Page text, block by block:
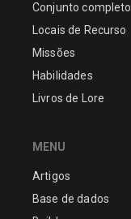
Conjunto completo
Locais de Recurso
Missões
Habilidades
Livros de Lore
MENU
Artigos
Base de dados